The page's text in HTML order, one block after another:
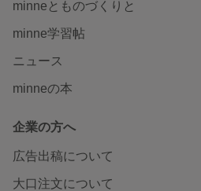
minneとものづくりと
minne学習帖
ニュース
minneの本
企業の方へ
広告出稿について
大口注文について